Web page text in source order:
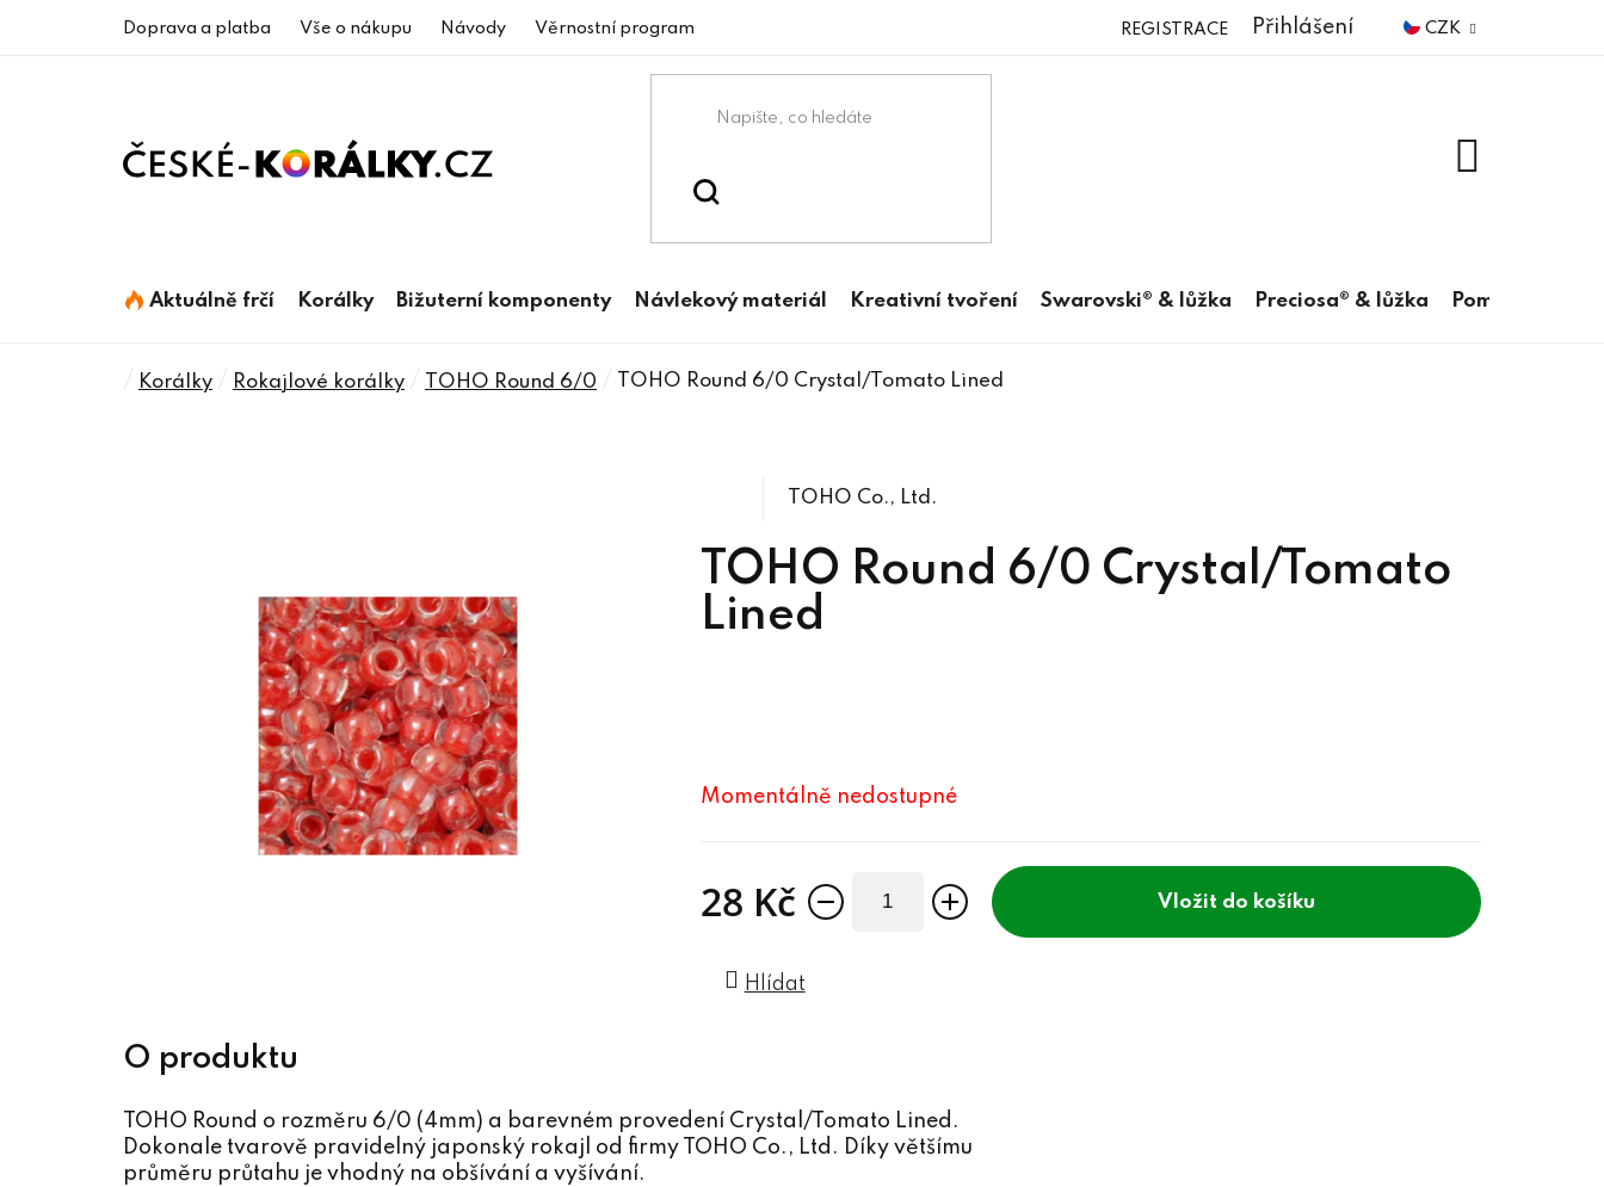
Doprava a platba Vše o nákupu Návody Věrnostní program CZK
Přihlášení
REGISTRACE
Aktuálně frčí Korálky Bižuterní komponenty Návlekový materiál Kreativní tvoření Swarovski® & lůžka Preciosa® & lůžka Pomůcky
Domů
Korálky Rokajlové korálky TOHO Round 6/0 TOHO Round 6/0 Crystal/Tomato Lined
TOHO Round 6/0 Crystal/Tomato
Lined
TOHO Co., Ltd.
Momentálně nedostupné
28 Kč do košíku
Hlídat
TOHO Round o rozměru 6/0 (4mm) a barevném provedení Crystal/Tomato Lined.
Dokonale tvarově pravidelný japonský rokajl od firmy TOHO Co., Ltd. Díky většímu
průměru průtahu je vhodný na obšívání a vyšívání.